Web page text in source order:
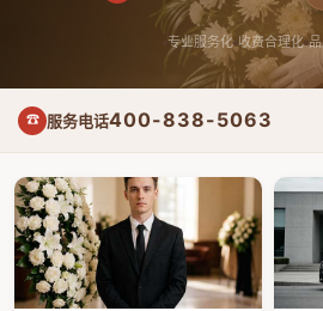
专业服务化 收费合理化
☎ 服务电话400-838-5063